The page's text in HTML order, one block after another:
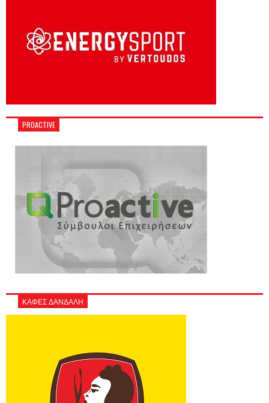
PROACTIVE
ΚΑΦΕΣ ΔΑΝΔΑΛΗ